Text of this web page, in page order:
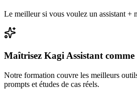
Le meilleur si vous voulez un assistant +
Maîtrisez Kagi Assistant
Notre formation couvre les meilleurs
prompts et études de cas réels.